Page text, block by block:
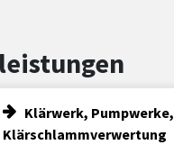
Klärwerk, Pumpwerke,
Klärschlammverwertung